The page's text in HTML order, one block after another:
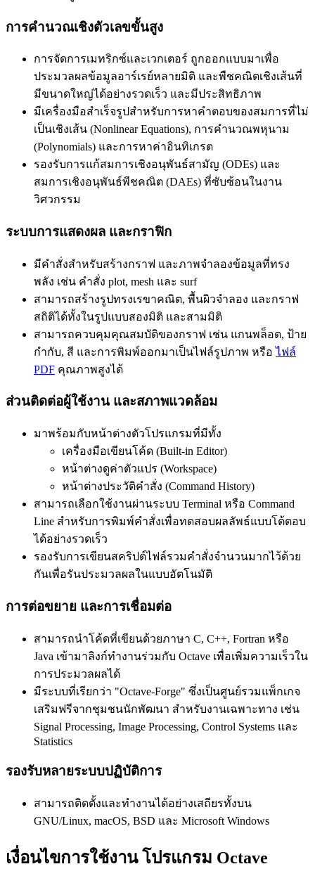
การคำนวณเชิงตัวเลขขั้นสูง
การจัดการเมทริกซ์และเวกเตอร์ ถูกออกแบบมาเพื่อ
ประมวลผลข้อมูลอาร์เรย์หลายมิติ และพืชคณิตเชิงเส้นที่
มีขนาดใหญ่ได้อย่างรวดเร็ว และมีประสิทธิภาพ
มีเครื่องมือสำเร็จรูปสำหรับการหาคำตอบของสมการที่ไม่
เป็นเชิงเส้น (Nonlinear Equations), การคำนวณพหุนาม
(Polynomials) และการหาค่าอินทิเกรต
รองรับการแก้สมการเชิงอนุพันธ์สามัญ (ODEs) และ
สมการเชิงอนุพันธ์พีชคณิต (DAEs) ที่ซับซ้อนในงาน
วิศวกรรม
ระบบการแสดงผล และกราฟิก
มีคำสั่งสำหรับสร้างกราฟ และภาพจำลองข้อมูลที่ทรง
พลัง เช่น คำสั่ง plot, mesh และ surf
สามารถสร้างรูปทรงเรขาคณิต, พื้นผิวจำลอง และกราฟ
สถิติได้ทั้งในรูปแบบสองมิติ และสามมิติ
สามารถควบคุมคุณสมบัติของกราฟ เช่น แกนพล็อต, ป้าย
กำกับ, สี และการพิมพ์ออกมาเป็นไฟล์รูปภาพ หรือไฟล์
PDF คุณภาพสูงได้
ส่วนติดต่อผู้ใช้งาน และสภาพแวดล้อม
มาพร้อมกับหน้าต่างตัวโปรแกรมที่มีทั้ง
เครื่องมือเขียนโค้ด (Built-in Editor)
หน้าต่างดูค่าตัวแปร (Workspace)
หน้าต่างประวัติคำสั่ง (Command History)
สามารถเลือกใช้งานผ่านระบบ Terminal หรือ Command
Line สำหรับการพิมพ์คำสั่งเพื่อทดสอบผลลัพธ์แบบโต้ตอบ
ได้อย่างรวดเร็ว
รองรับการเขียนสคริปต์ไฟล์รวมคำสั่งจำนวนมากไว้ด้วย
กันเพื่อรันประมวลผลในแบบอัตโนมัติ
การต่อขยาย และการเชื่อมต่อ
สามารถนำโค้ดที่เขียนด้วยภาษา C, C++, Fortran หรือ
Java เข้ามาลิงก์ทำงานร่วมกับ Octave เพื่อเพิ่มความเร็วใน
การประมวลผลได้
มีระบบที่เรียกว่า "Octave-Forge" ซึ่งเป็นศูนย์รวมแพ็กเกจ
เสริมฟรีจากชุมชนนักพัฒนา สำหรับงานเฉพาะทาง เช่น
Signal Processing, Image Processing, Control Systems และ
Statistics
รองรับหลายระบบปฏิบัติการ
สามารถติดตั้งและทำงานได้อย่างเสถียรทั้งบน
GNU/Linux, macOS, BSD และ Microsoft Windows
เงื่อนไขการใช้งาน โปรแกรม Octave